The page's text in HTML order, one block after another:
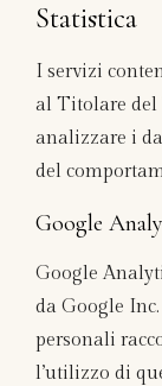
Statistica
I servizi
al Titolare del
analizzare i
del
Google
Google
da Google
personali
l’utilizzo di